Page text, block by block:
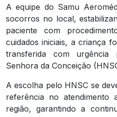
A equipe do Samu
socorros no local,
paciente com
cuidados iniciais, a criança
transferida com
Senhora da Conceição
A escolha pelo HNSC se
referência no atendimento
região, garantindo a